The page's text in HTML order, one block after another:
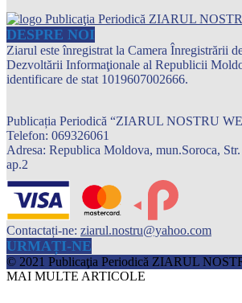
DESPRE NOI
Ziarul este înregistrat la Camera Înregistrării
Dezvoltării Informaţionale al Republicii
identificare de stat 1019607002666.
Publicația Periodică “ZIARUL NOSTRU
Telefon: 069326061
Adresa: Republica Moldova, mun.Soroca,
ap.2
Contactați-ne: ziarul.nostru@yahoo.com
URMAȚI-NE
© 2021 Publicaţia Periodică ZIARUL
MAI MULTE ARTICOLE